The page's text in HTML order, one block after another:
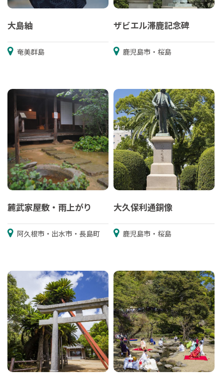
大島紬
奄美群島
ザビエル滞鹿記念碑
鹿児島市・桜島
麓武家屋敷・雨上がり
阿久根市・出水市・長島町
大久保利通銅像
鹿児島市・桜島